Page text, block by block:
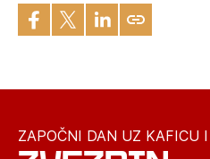
ZAPOČNI DAN UZ KAFICU I